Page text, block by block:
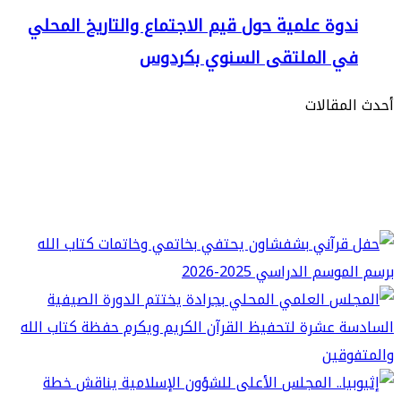
علمية حول قيم الاجتماع والتاريخ المحلي
الملتقى السنوي بكردوس